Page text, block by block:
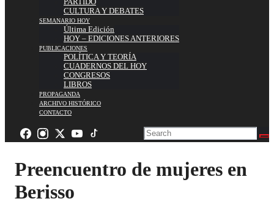
CULTURA Y DEBATES
SEMANARIO HOY
Última Edición
HOY – EDICIONES ANTERIORES
PUBLICACIONES
POLÍTICA Y TEORÍA
CUADERNOS DEL HOY
CONGRESOS
LIBROS
PROPAGANDA
ARCHIVO HISTÓRICO
CONTACTO
Preencuentro de mujeres en
Berisso